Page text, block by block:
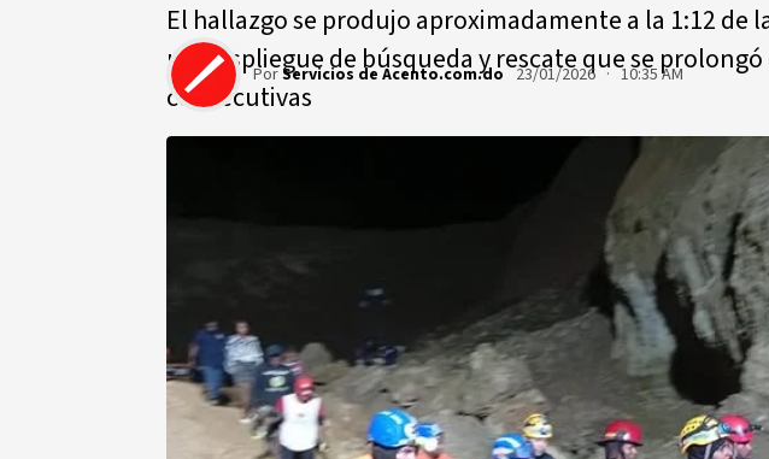
El hallazgo se produjo aproximadamente a la 1:12 de
un despliegue de búsqueda y rescate que se
consecutivas
PorServicios de Acento.com.do 23/01/2026 · 10:35 AM